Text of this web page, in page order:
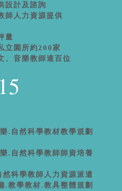
設計及諮詢
師人力資源提供
量
立園所約200家
、音樂教師達百位
.自然科學教材教學規劃
.自然科學教師師資培養
科學教師人力資源派遣
.教學教材.教具整體規劃